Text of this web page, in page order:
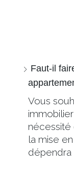
Faut-il
Vous
nécessité
la mise
dépendra